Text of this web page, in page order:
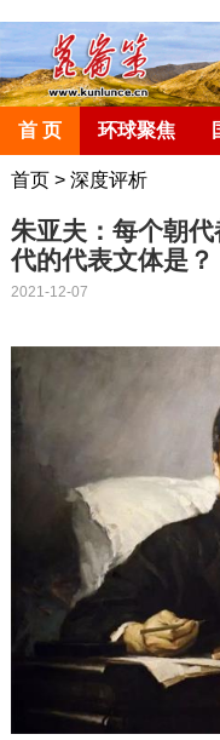
首 页 环球聚焦
首页> 深度评析
朱亚夫：每个朝
代的代表文体是？
2021-12-07